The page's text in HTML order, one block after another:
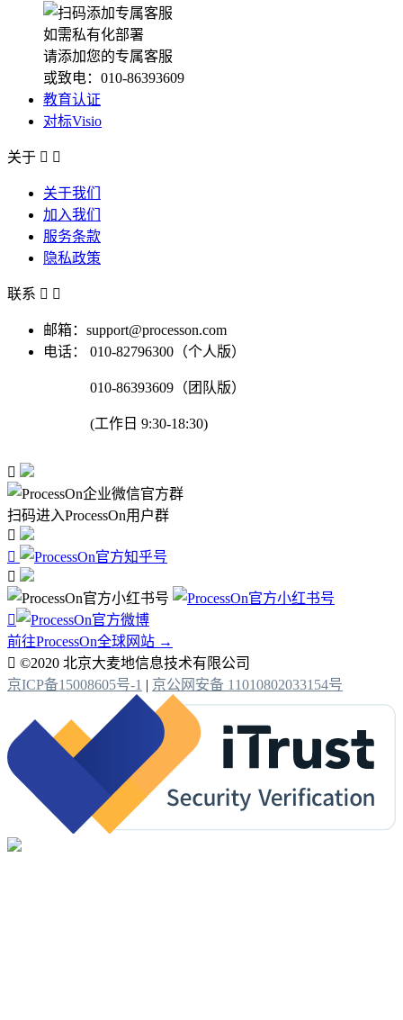
如需私有化部署
请添加您的专属客服
或致电：010-86393609
教育认证
对标Visio
关于  
关于我们
加入我们
服务条款
隐私政策
联系  
邮箱：support@processon.com
电话：
010-82796300（个人版）
010-86393609（团队版）
(工作日 9:30-18:30)

扫码进入ProcessOn用户群




前往ProcessOn全球网站 →
 ©2020 北京大麦地信息技术有限公司
京ICP备15008605号-1 | 京公网安备 11010802033154号